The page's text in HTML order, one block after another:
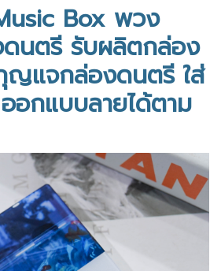
Box พวง
นตรี รับผลิตกล่อง
แจกล่องดนตรี ใส่
อกแบบลายได้ตาม